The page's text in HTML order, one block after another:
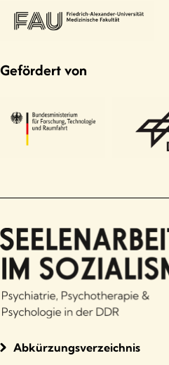
Gefördert von
Abkürzungsverzeichnis